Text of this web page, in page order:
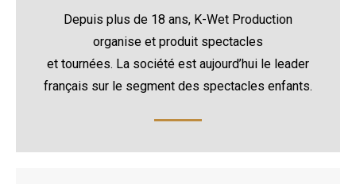
Depuis plus de 18 ans, K-Wet Production
organise et produit spectacles
et tournées. La société est aujourd’hui le leader
français sur le segment des spectacles enfants.